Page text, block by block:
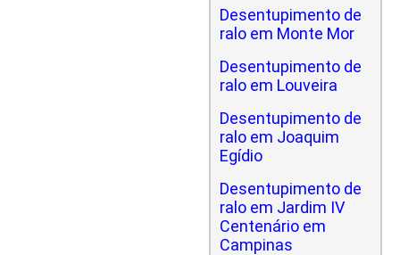
Desentupimento de
ralo em Monte Mor
Desentupimento de
ralo em Louveira
Desentupimento de
ralo em Joaquim
Egídio
Desentupimento de
ralo em Jardim IV
Centenário em
Campinas